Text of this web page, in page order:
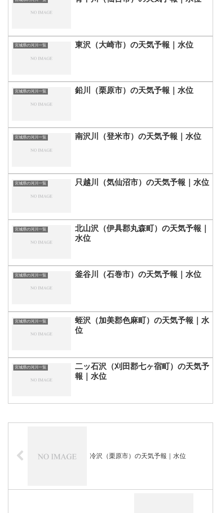
宮城県の河川一覧 東沢（大崎市）の天気予報｜水位
宮城県の河川一覧 鉛川（栗原市）の天気予報｜水位
宮城県の河川一覧 南沢川（登米市）の天気予報｜水位
宮城県の河川一覧 只越川（気仙沼市）の天気予報｜水位
宮城県の河川一覧
北山沢（伊具郡丸森町）の天気予報｜
水位
宮城県の河川一覧 釜谷川（石巻市）の天気予報｜水位
宮城県の河川一覧
蛭沢（加美郡色麻町）の天気予報｜水
位
宮城県の河川一覧
二ッ石沢（刈田郡七ヶ宿町）の天気予
報｜水位
冷沢（栗原市）の天気予報｜水位